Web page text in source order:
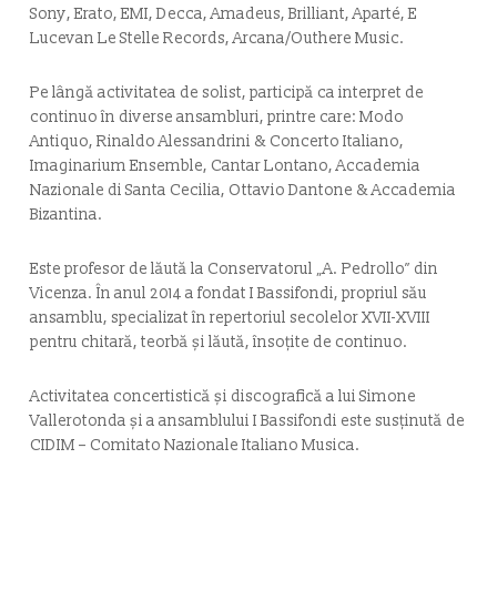
Sony, Erato, EMI, Decca, Amadeus, Brilliant, Aparté, E
Lucevan Le Stelle Records, Arcana/Outhere Music.
Pe lângă activitatea de solist, participă ca interpret de
continuo în diverse ansambluri, printre care: Modo
Antiquo, Rinaldo Alessandrini & Concerto Italiano,
Imaginarium Ensemble, Cantar Lontano, Accademia
Nazionale di Santa Cecilia, Ottavio Dantone & Accademia
Bizantina.
Este profesor de lăută la Conservatorul „A. Pedrollo” din
Vicenza. În anul 2014 a fondat I Bassifondi, propriul său
ansamblu, specializat în repertoriul secolelor XVII-XVIII
pentru chitară, teorbă și lăută, însoțite de continuo.
Activitatea concertistică și discografică a lui Simone
Vallerotonda și a ansamblului I Bassifondi este susținută de
CIDIM – Comitato Nazionale Italiano Musica.